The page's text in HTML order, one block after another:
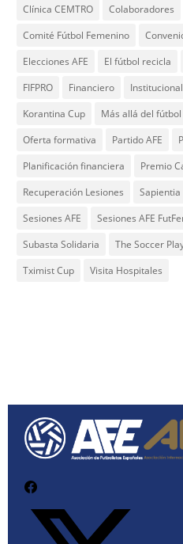
Clínica CEMTRO
Colaboradores
Comité Fútbol Femenino
Elecciones AFE
El fútbol recicla
FIFPRO
Financiero Institucional
Korantina Cup
Más allá del fútbol
Oferta formativa
Partido AFE
Planificación financiera
Premio
Recuperación Lesiones
Sapientia
Sesiones AFE
Sesiones AFE
Subasta Solidaria
The Soccer
Tximist Cup
Visita Hospitales